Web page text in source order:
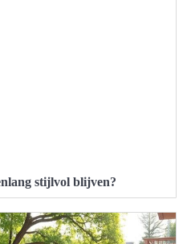
stijlvol blijven?